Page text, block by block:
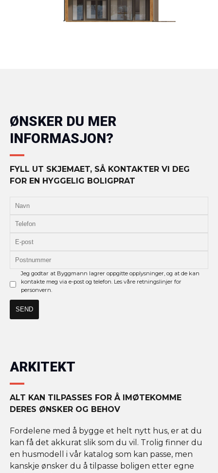
ØNSKER DU MER
INFORMASJON?
FYLL UT SKJEMAET, SÅ KONTAKTER VI DEG
FOR EN HYGGELIG BOLIGPRAT
Jeg godtar at Byggmann lagrer oppgitte opplysninger, og at de kan
kontakte meg via e-post og telefon. Les våre retningslinjer for
personvern.
ARKITEKT
ALT KAN TILPASSES FOR Å IMØTEKOMME
DERES ØNSKER OG BEHOV
Fordelene med å bygge et helt nytt hus, er at du
kan få det akkurat slik som du vil. Trolig finner du
en husmodell i vår katalog som kan passe, men
kanskje ønsker du å tilpasse boligen etter egne